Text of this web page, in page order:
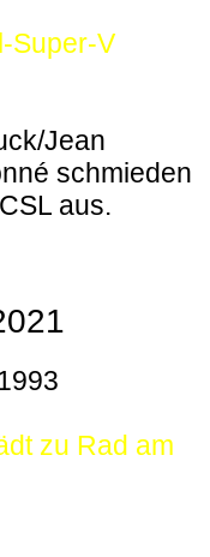
Super-V
Jean
schmieden
aus.
zu Rad am